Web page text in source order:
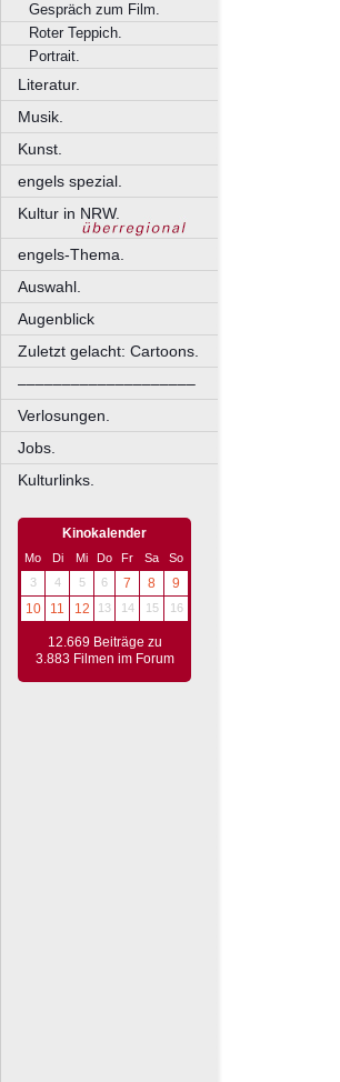
Gespräch zum Film.
Roter Teppich.
Portrait.
Literatur.
Musik.
Kunst.
engels spezial.
Kultur in NRW.
engels-Thema.
Auswahl.
Augenblick
Zuletzt gelacht: Cartoons.
––––––––––––––––––––
Verlosungen.
Jobs.
Kulturlinks.
Kinokalender
Mo Di Mi Do Fr Sa
So
3
4 5 6 7 8
9
10
11 12 13 14 15 16
12.669 Beiträge zu
3.883 Filmen im Forum